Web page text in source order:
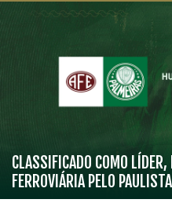
CLASSIFICADO COMO
FERROVIÁRIA PELO